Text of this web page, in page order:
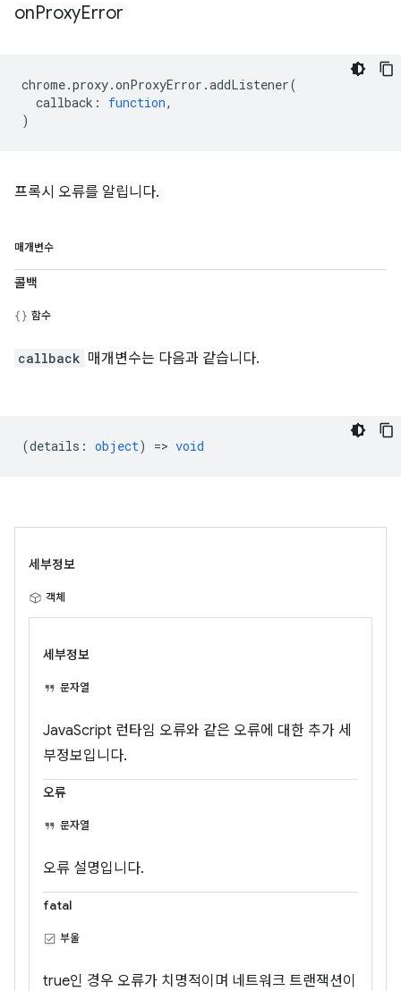
onProxyError
chrome.proxy.onProxyError .addListener(
callback : function,
)
프록시 오류를 알립니다.
매개변수
콜백
함수
callback 매개변수는 다음과 같습니다.
(details : object) => void
세부정보
객체
세부정보
문자열
JavaScript 런타임 오류와 같은 오류에 대한 추가 세
부정보입니다.
오류
문자열
오류 설명입니다.
fatal
부울
true인 경우 오류가 치명적이며 네트워크 트랜잭션이